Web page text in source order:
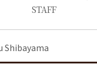
謝料相場
的苦痛
弁護士
弁護士
弁護士
STAFF
Shibayama